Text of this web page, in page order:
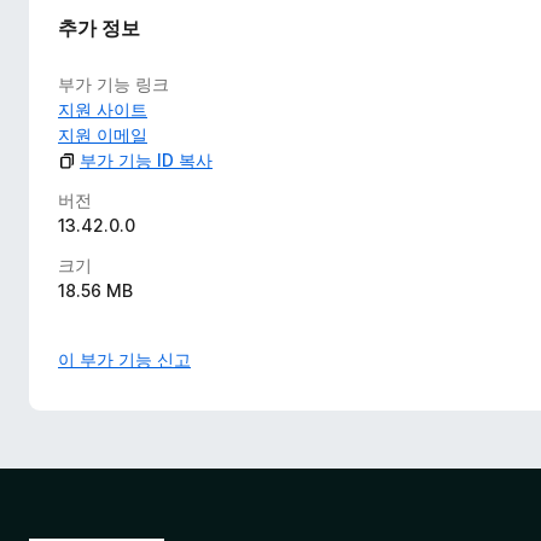
추가 정보
부가 기능 링크
지원 사이트
지원 이메일
부가 기능 ID 복사
버전
13.42.0.0
크기
18.56 MB
이 부가 기능 신고